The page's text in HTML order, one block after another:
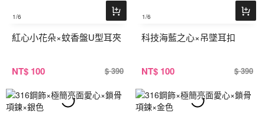
1/6
紅心小花朵×蚊香盤U型耳夾
NT$ 100 $ 390
1/6
科技海藍之心×吊墜耳扣
NT$ 100 $ 390